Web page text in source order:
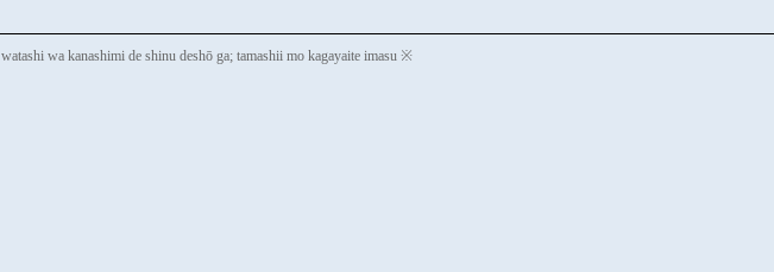
watashi wa kanashimi de shinu deshō ga; tamashii mo kagayaite imasu ※